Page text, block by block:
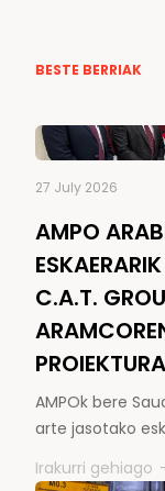
BESTE BERRIAK
27 July 2026
AMPO
C.A.T.
AMPOk bere
arte jasotako
Irakurri gehiago